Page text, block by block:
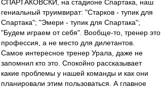
СПАРТАКОВСКИ, на стадионе Спартака, наш
гениальный труимвират: "Старков - тупик для
Спартака"; "Эмери - тупик для Спартака";
"Будем играем от себя". Вообще-то, тренер это
профессия, а не место для дилетантов.
Самое интересное тренер Урала, даже не
запомнил кто это. Спокойно рассказывает
какие проблемы у нашей команды и как они
планировали этим пользоваться. А главное